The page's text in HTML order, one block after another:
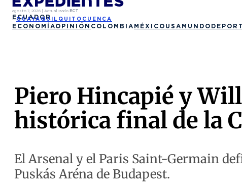
agosto 7, 2026 | Actualizado ECT
ECUADOR
GUAYAQUIL QUITO CUENCA
ECONOMÍAOPINIÓN COLOMBIA MÉXICO USA MUNDO
Piero Hincapié y
histórica final de la
El Arsenal y el Paris Saint-Germain
Puskás Aréna de Budapest.